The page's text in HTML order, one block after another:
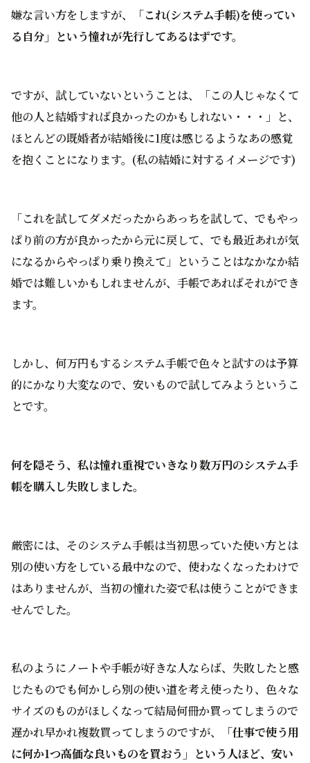
嫌な言い方をしますが、
「これ(システム手帳)を使ってい
る自分」という憧れが先行してあるはずです。
ですが、試していないということは、「この人じゃなくて
他の人と結婚すれば良かったのかもしれない・・・」と、
ほとんどの既婚者が結婚後に1度は感じるようなあの感覚
を抱くことになります。(私の結婚に対するイメージです)
「これを試してダメだったからあっちを試して、でもやっ
ぱり前の方が良かったから元に戻して、でも最近あれが気
になるからやっぱり乗り換えて」ということはなかなか結
婚では難しいかもしれませんが、手帳であればそれができ
ます。
しかし、何万円もするシステム手帳で色々と試すのは予算
的にかなり大変なので、安いもので試してみようというこ
とです。
何を隠そう、私は憧れ重視でいきなり数万円のシステム手
帳を購入し失敗しました。
厳密には、そのシステム手帳は当初思っていた使い方とは
別の使い方をしている最中なので、使わなくなったわけで
はありませんが、当初の憧れた姿で私は使うことができま
せんでした。
私のようにノートや手帳が好きな人ならば、失敗したと感
じたものでも何かしら別の使い道を考え使ったり、色々な
サイズのものがほしくなって結局何冊か買ってしまうので
遅かれ早かれ複数買ってしまうのですが、
「仕事で使う用
に何か1つ高価な良いものを買おう」という人ほど、安い